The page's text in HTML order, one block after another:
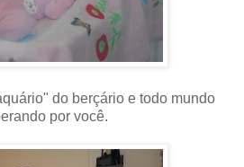
do berçário e todo mundo
por você.